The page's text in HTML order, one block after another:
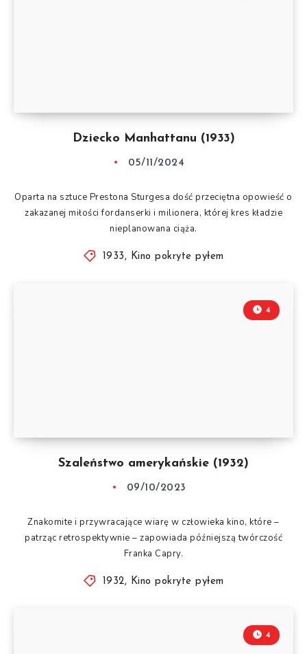
Dziecko Manhattanu (1933)
05/11/2024
Oparta na sztuce Prestona Sturgesa dość przeciętna opowieść o
zakazanej miłości fordanserki i milionera, której kres kładzie
nieplanowana ciąża.
1933, Kino pokryte pyłem
Szaleństwo amerykańskie (1932)
4
09/10/2023
Znakomite i przywracające wiarę w człowieka kino, które –
patrząc retrospektywnie – zapowiada późniejszą twórczość
Franka Capry.
1932, Kino pokryte pyłem
4